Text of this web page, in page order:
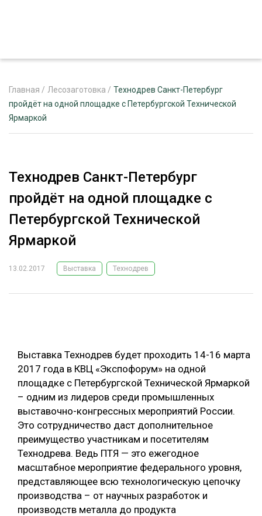
ЖУРНАЛ «ЛЕСНОЙ КОМПЛЕКС»
РЕКЛАМОДАТЕЛЯМ
ЛЕСНОЕ ХОЗЯЙСТВО
ОБРАБОТКА ДРЕВЕСИНЫ
ПРОИЗВОДСТВО ДРЕВЕСНЫХ ПЛИТ
КОМПЛЕКСНАЯ ПЕРЕРАБОТКА
ЛЕСОПИЛЕНИЕ
ДЕРЕВЯННОЕ ДОМОСТРОЕНИЕ
БЕЗОПАСНОЕ ПРОИЗВОДСТВО
ПОДБОРКИ СТАТЕЙ
ЭКСПЕРТНОЕ МНЕНИЕ
Главная / Лесозаготовка / Технодрев Санкт-Петербург
пройдёт на одной площадке с Петербургской Технической
Ярмаркой
Технодрев Санкт-Петербург
пройдёт на одной площадке с
Петербургской Технической
Ярмаркой
13.02.2017 Выставка Технодрев
Выставка Технодрев будет проходить 14-16 марта
2017 года в КВЦ «Экспофорум» на одной
площадке с Петербургской Технической Ярмаркой
– одним из лидеров среди промышленных
выставочно-конгрессных мероприятий России.
Это сотрудничество даст дополнительное
преимущество участникам и посетителям
Технодрева. Ведь ПТЯ — это ежегодное
масштабное мероприятие федерального уровня,
представляющее всю технологическую цепочку
производства – от научных разработок и
производств металла до продукта